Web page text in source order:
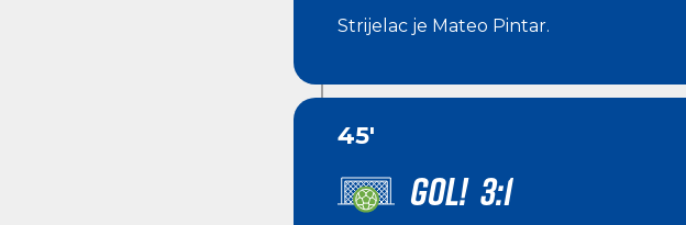
Strijelac je Mateo Pintar.
45'
GOL! 3:1